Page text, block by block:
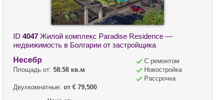
ID 4047 Жилой комплекс Paradise Residence —
недвижимость в Болгарии от застройщика
Несебр
Площадь от: 58.58 кв.м
Двухкомнатные: от € 79,500
С ремонтом
Новостройка
Рассрочка